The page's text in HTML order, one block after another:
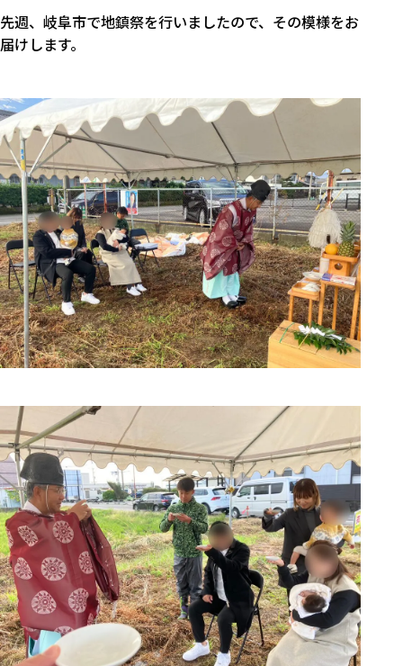
先週、岐阜市で地鎮祭を行いましたので、その模様をお
届けします。